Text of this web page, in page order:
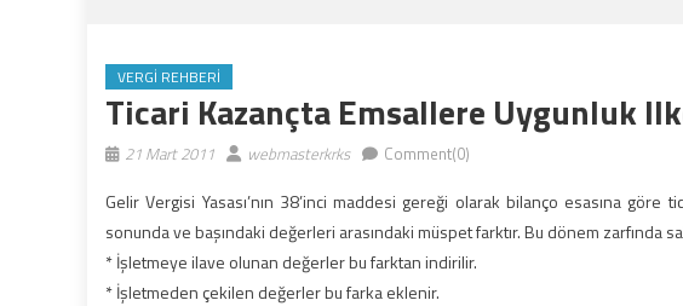
VERGI REHBERI
Ticari Kazançta Emsallere Uygunluk
21 Mart 2011 webmasterkrks Comment(0)
Gelir Vergisi Yasası’nın 38’inci maddesi gereği olarak bilanço esasına
sonunda ve başındaki değerleri arasındaki müspet farktır. Bu dönem zarfında
* İşletmeye ilave olunan değerler bu farktan indirilir.
* İşletmeden çekilen değerler bu farka eklenir.